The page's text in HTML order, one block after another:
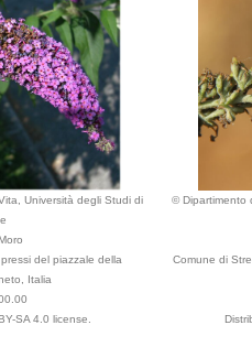
Università degli Studi di
del piazzale della
Italia
SA 4.0 license.
© Dipartimento
Comune di